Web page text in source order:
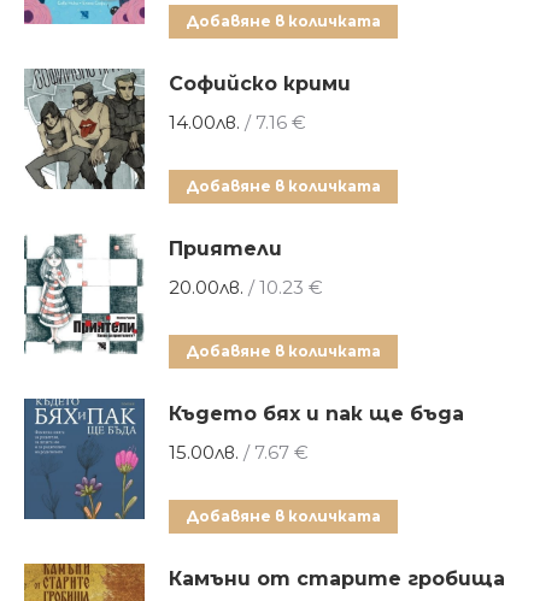
Добавяне в количката
Софийско крими
14.00лв. / 7.16 €
Добавяне в количката
Приятели
20.00лв. / 10.23 €
Добавяне в количката
Където бях и пак ще бъда
15.00лв. / 7.67 €
Добавяне в количката
Камъни от старите гробища